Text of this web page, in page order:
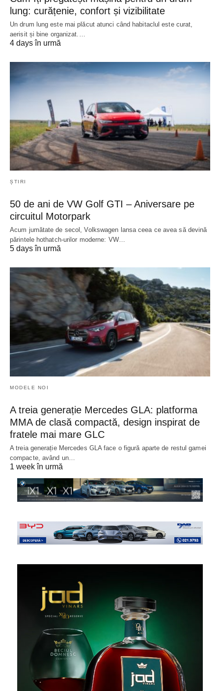
lung: curățenie, confort și vizibilitate
Un drum lung este mai plăcut atunci când habitaclul este curat,
aerisit și bine organizat.…
4 days în urmă
ȘTIRI
50 de ani de VW Golf GTI – Aniversare pe
circuitul Motorpark
Acum jumătate de secol, Volkswagen lansa ceea ce avea să devină
părintele hothatch-urilor moderne: VW…
5 days în urmă
MODELE NOI
A treia generație Mercedes GLA: platforma
MMA de clasă compactă, design inspirat de
fratele mai mare GLC
A treia generație Mercedes GLA face o figură aparte de restul gamei
compacte, având un…
1 week în urmă